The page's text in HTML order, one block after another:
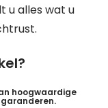
u alles wat u
hoogwaardige